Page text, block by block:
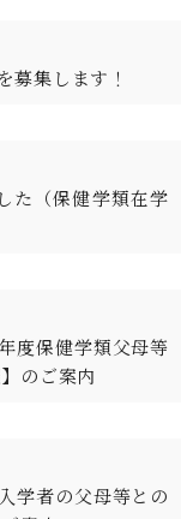
募集します！
た（保健学類在学
度保健学類父母等
のご案内
学者の父母等との